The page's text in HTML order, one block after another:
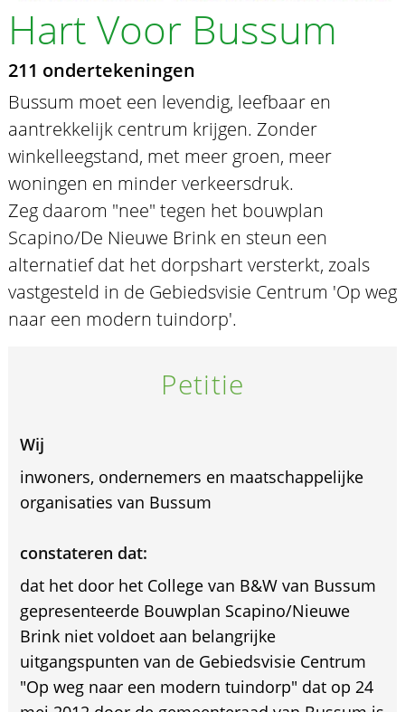
Hart Voor Bussum
211 ondertekeningen
Bussum moet een levendig, leefbaar en
aantrekkelijk centrum krijgen. Zonder
winkelleegstand, met meer groen, meer
woningen en minder verkeersdruk.
Zeg daarom "nee" tegen het bouwplan
Scapino/De Nieuwe Brink en steun een
alternatief dat het dorpshart versterkt, zoals
vastgesteld in de Gebiedsvisie Centrum 'Op weg
naar een modern tuindorp'.
Petitie
Wij
inwoners, ondernemers en maatschappelijke
organisaties van Bussum
constateren dat:
dat het door het College van B&W van Bussum
gepresenteerde Bouwplan Scapino/Nieuwe
Brink niet voldoet aan belangrijke
uitgangspunten van de Gebiedsvisie Centrum
"Op weg naar een modern tuindorp" dat op 24